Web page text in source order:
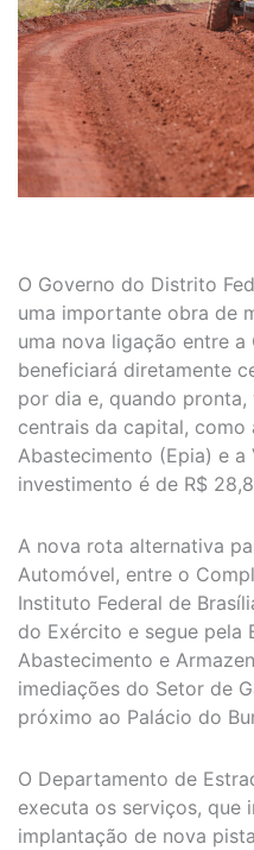
O Governo do Distrito
uma importante obra de
uma nova ligação entre a
beneficiará diretamente
por dia e, quando
centrais da capital, como
Abastecimento (Epia) e a
investimento é de R$
A nova rota alternativa
Automóvel, entre o
Instituto Federal de
do Exército e segue pela
Abastecimento e
imediações do Setor de
próximo ao Palácio do
O Departamento de
executa os serviços, que
implantação de nova